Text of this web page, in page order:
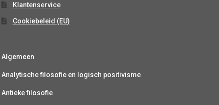
Klantenservice
Cookiebeleid (EU)
Algemeen
Analytische filosofie en logisch positivisme
Antieke filosofie